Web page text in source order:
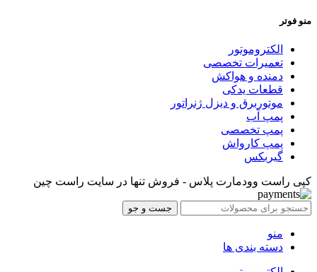
منو فوتر
الکتروموتور
تعمیرات تخصصی
دمنده و هواکش
قطعات یدکی
موتوربرق و دیزل ژنراتور
پمپ آب
پمپ تخصصی
پمپ کارواش
گیربکس
کپی راست وودمارت پلاس - فروش تنها در سایت راست چین
جست و جو
منو
دسته بندی ها